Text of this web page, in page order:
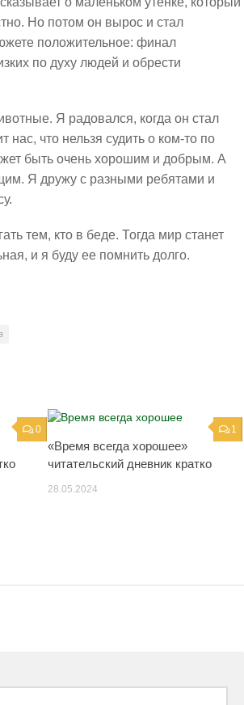
Но потом он вырос и стал
положительное: финал
по духу людей и обрести
Я радовался, когда он стал
что нельзя судить о ком-то по
быть очень хорошим и добрым. А
Я дружу с разными ребятами и
тем, кто в беде. Тогда мир станет
и я буду ее помнить долго.
0 1
«Время всегда хорошее»
читательский дневник кратко
28.05.2024